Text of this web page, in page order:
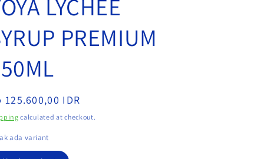
a
g
LYCHEE
PREMIUM
125.600,00 IDR
calculated at checkout.
ada variant